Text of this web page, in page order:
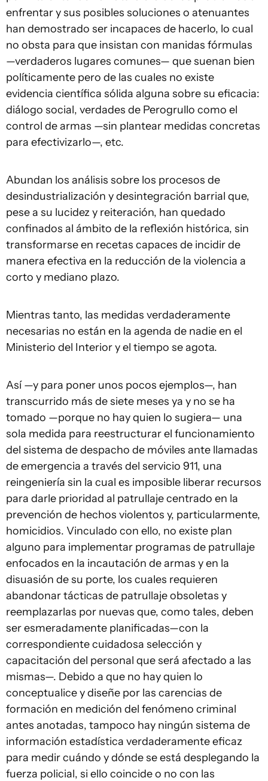
enfrentar y sus posibles soluciones o atenuantes
han demostrado ser incapaces de hacerlo, lo cual
no obsta para que insistan con manidas fórmulas
—verdaderos lugares comunes— que suenan bien
políticamente pero de las cuales no existe
evidencia científica sólida alguna sobre su eficacia:
diálogo social, verdades de Perogrullo como el
control de armas —sin plantear medidas concretas
para efectivizarlo—, etc.
Abundan los análisis sobre los procesos de
desindustrialización y desintegración barrial que,
pese a su lucidez y reiteración, han quedado
confinados al ámbito de la reflexión histórica, sin
transformarse en recetas capaces de incidir de
manera efectiva en la reducción de la violencia a
corto y mediano plazo.
Mientras tanto, las medidas verdaderamente
necesarias no están en la agenda de nadie en el
Ministerio del Interior y el tiempo se agota.
Así —y para poner unos pocos ejemplos—, han
transcurrido más de siete meses ya y no se ha
tomado —porque no hay quien lo sugiera— una
sola medida para reestructurar el funcionamiento
del sistema de despacho de móviles ante llamadas
de emergencia a través del servicio 911, una
reingeniería sin la cual es imposible liberar recursos
para darle prioridad al patrullaje centrado en la
prevención de hechos violentos y, particularmente,
homicidios. Vinculado con ello, no existe plan
alguno para implementar programas de patrullaje
enfocados en la incautación de armas y en la
disuasión de su porte, los cuales requieren
abandonar tácticas de patrullaje obsoletas y
reemplazarlas por nuevas que, como tales, deben
ser esmeradamente planificadas—con la
correspondiente cuidadosa selección y
capacitación del personal que será afectado a las
mismas—. Debido a que no hay quien lo
conceptualice y diseñe por las carencias de
formación en medición del fenómeno criminal
antes anotadas, tampoco hay ningún sistema de
información estadística verdaderamente eficaz
para medir cuándo y dónde se está desplegando la
fuerza policial, si ello coincide o no con las